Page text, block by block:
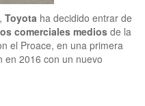
Toyota ha decidido entrar de
comerciales medios de la
el Proace, en una primera
en 2016 con un nuevo